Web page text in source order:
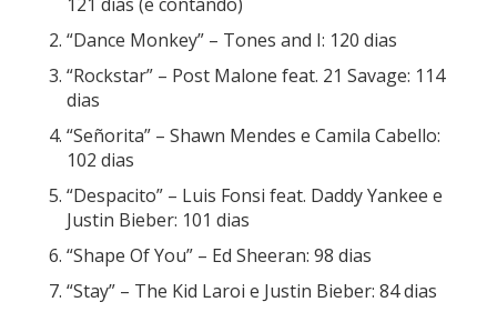
“Dance Monkey” – Tones and I: 120 dias
“Rockstar” – Post Malone feat. 21 Savage: 114
dias
“Señorita” – Shawn Mendes e Camila Cabello:
102 dias
“Despacito” – Luis Fonsi feat. Daddy Yankee e
Justin Bieber: 101 dias
“Shape Of You” – Ed Sheeran: 98 dias
“Stay” – The Kid Laroi e Justin Bieber: 84 dias